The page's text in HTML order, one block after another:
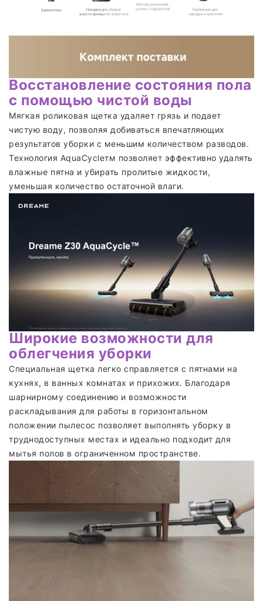
Восстановление состояния пола
с помощью чистой воды
Мягкая роликовая щетка удаляет грязь и подает
чистую воду, позволяя добиваться впечатляющих
результатов уборки с меньшим количеством разводов.
Технология AquaCycleтм позволяет эффективно удалять
влажные пятна и убирать пролитые жидкости,
уменьшая количество остаточной влаги.
Широкие возможности для
облегчения уборки
Специальная щетка легко справляется с пятнами на
кухнях, в ванных комнатах и прихожих. Благодаря
шарнирному соединению и возможности
раскладывания для работы в горизонтальном
положении пылесос позволяет выполнять уборку в
труднодоступных местах и идеально подходит для
мытья полов в ограниченном пространстве.